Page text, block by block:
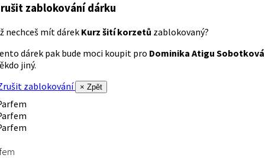
zablokování dárku
nechceš mít dárek Kurz šití korzetů zablokovaný?
dárek pak bude moci koupit pro Dominika Atigu Sobotková
jiný.
zablokování
× Zpět